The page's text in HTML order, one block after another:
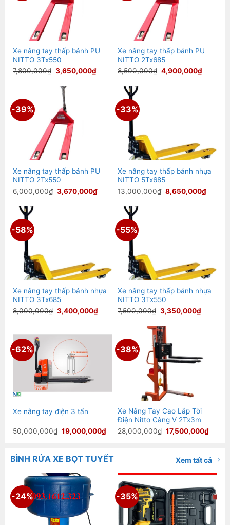
Xe nâng tay thấp bánh PU
NITTO 3Tx550
7,800,000₫ Giá
gốc
7,800,000₫.
3,650,000₫Giá
3,650,000₫.
Xe nâng tay thấp bánh PU
NITTO 2Tx685
8,500,000₫ Giá
gốc
4,900,000₫Giá
-39%
Xe nâng tay thấp bánh PU
NITTO 2Tx550
6,000,000₫ Giá
gốc
3,670,000₫Giá
3,670,000₫.
-33%
Xe nâng tay thấp bánh nhựa
NITTO 5Tx685
13,000,000₫ Giá
gốc
8,650,000₫Giá
-58%
Xe nâng tay thấp bánh nhựa
NITTO 3Tx685
8,000,000₫ Giá
gốc
3,400,000₫Giá
3,400,000₫.
-55%
Xe nâng tay thấp bánh nhựa
NITTO 3Tx550
7,500,000₫ Giá
gốc
là:
7,500,000₫.
3,350,000₫Giá
-62%
Xe nâng tay điện 3 tấn
50,000,000₫ Giá
gốc
19,000,000₫Giá
19,000,000₫.
-38%
Xe Nâng Tay Cao Lắp Tời
Điện Nitto Càng V 2Tx3m
28,000,000₫ Giá
gốc
17,500,000₫Giá
BÌNH RỬA XE BỌT TUYẾT Xem tất cả
-24% -35%